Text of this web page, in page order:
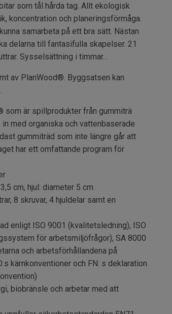
som tål hårda tag. Allt ekologisk
koncentration och planeringsförmåga.
samarbeta på ett bra sätt. Nästan
delarna till fantasifulla skapelser. 21
Sysselsättning i timmar…
av PlanWood®. Byggsatsen kan
som är spillprodukter från gummiträ
med organiska och vattenbaserade
gummiträd som inte längre går att
har ett omfattande program för
cm, hjul: diameter 5 cm
8 skruvar, 4 hjuldelar samt en
enligt ISO 9001 (kvalitetsledning), ISO
för arbetsmiljöfrågor), SA 8000
och arbetsförhållandena på
kärnkonventioner och FN: s deklaration
biobränsle och arbetar med att